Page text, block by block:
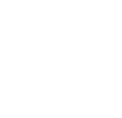
con una vasta
atletica che la